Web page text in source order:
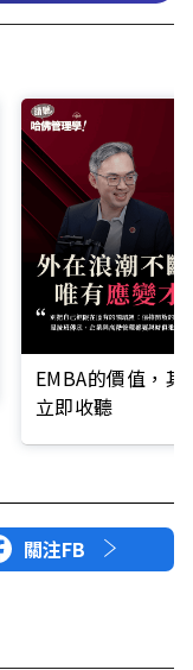
EMBA的價值，
立即收聽
關注FB